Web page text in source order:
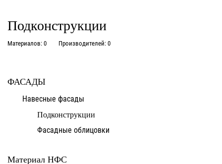
Подконструкции
Материалов: 0 Производителей: 0
ФАСАДЫ
Навесные фасады
Подконструкции
Фасадные облицовки
Материал НФС